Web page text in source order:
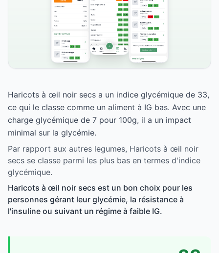
Haricots à œil noir secs a un indice glycémique de 33,
ce qui le classe comme un aliment à IG bas. Avec une
charge glycémique de 7 pour 100g, il a un impact
minimal sur la glycémie.
Par rapport aux autres legumes, Haricots à œil noir
secs se classe parmi les plus bas en termes d'indice
glycémique.
Haricots à œil noir secs est un bon choix pour les
personnes gérant leur glycémie, la résistance à
l'insuline ou suivant un régime à faible IG.